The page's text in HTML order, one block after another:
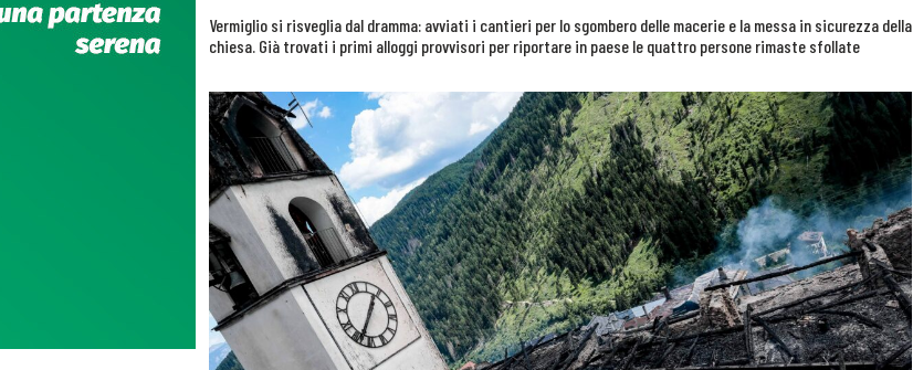
Vermiglio si risveglia dal dramma: avviati i cantieri per lo sgombero delle macerie e la messa in sicurezza della
chiesa. Già trovati i primi alloggi provvisori per riportare in paese le quattro persone rimaste sfollate